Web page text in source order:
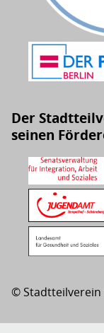
Der
seinen
© Stadtteilverein